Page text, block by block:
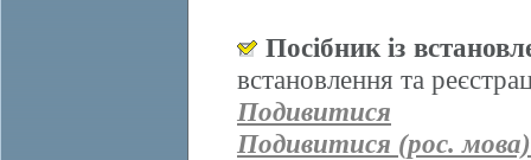
Посібник із
встановлення та
Подивитися
Подивитися (рос. мова)